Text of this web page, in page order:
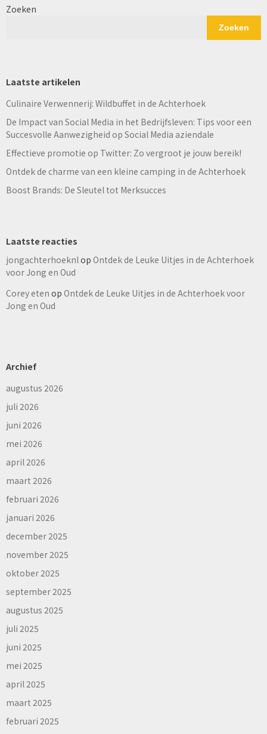
Zoeken
Zoeken
Laatste artikelen
Culinaire Verwennerij: Wildbuffet in de Achterhoek
De Impact van Social Media in het Bedrijfsleven: Tips voor een
Succesvolle Aanwezigheid op Social Media aziendale
Effectieve promotie op Twitter: Zo vergroot je jouw bereik!
Ontdek de charme van een kleine camping in de Achterhoek
Boost Brands: De Sleutel tot Merksucces
Laatste reacties
jongachterhoeknl op Ontdek de Leuke Uitjes in de Achterhoek
voor Jong en Oud
Corey eten op Ontdek de Leuke Uitjes in de Achterhoek voor
Jong en Oud
Archief
augustus 2026
juli 2026
juni 2026
mei 2026
april 2026
maart 2026
februari 2026
januari 2026
december 2025
november 2025
oktober 2025
september 2025
augustus 2025
juli 2025
juni 2025
mei 2025
april 2025
maart 2025
februari 2025